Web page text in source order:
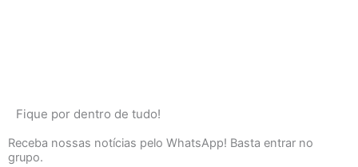
Fique por dentro de tudo!
Receba nossas notícias pelo WhatsApp! Basta entrar no
grupo.